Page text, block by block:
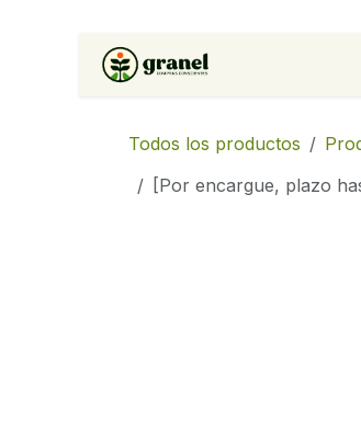
Ir al contenido
Todos los productos
[Por encargue, plazo